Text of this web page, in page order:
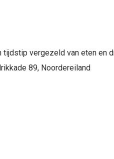
tijdstip vergezeld van eten en
89, Noordereiland